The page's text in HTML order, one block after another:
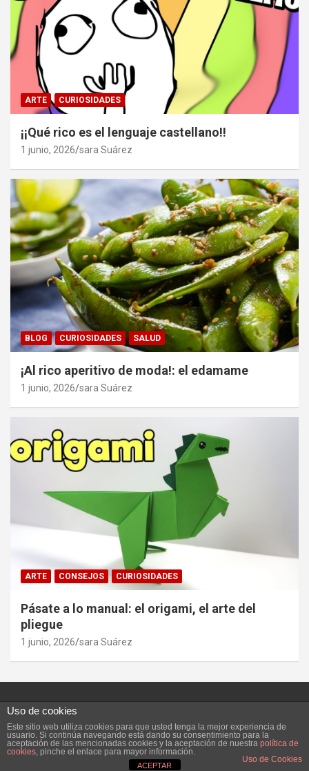
ARTE CURIOSIDADES
¡¡Qué rico es el lenguaje castellano!!
1 junio, 2026 sara Suárez
BLOG CURIOSIDADES SALUD
¡Al rico aperitivo de moda!: el edamame
1 junio, 2026 sara Suárez
ARTE CONSEJOS CURIOSIDADES
Pásate a lo manual: el origami, el arte del
pliegue
1 junio, 2026 sara Suárez
Copyright ©2026Vivefeliz :) Tema por:Theme Horse
Funciona gracias a:WordPress
Uso de cookies
Este sitio web utiliza cookies para que usted tenga la mejor experiencia de
usuario. Si continúa navegando está dando su consentimiento para la
aceptación de las mencionadas cookies y la aceptación de nuestra política de
cookies, pinche el enlace para mayor información.
Uso de Cookies
ACEPTAR